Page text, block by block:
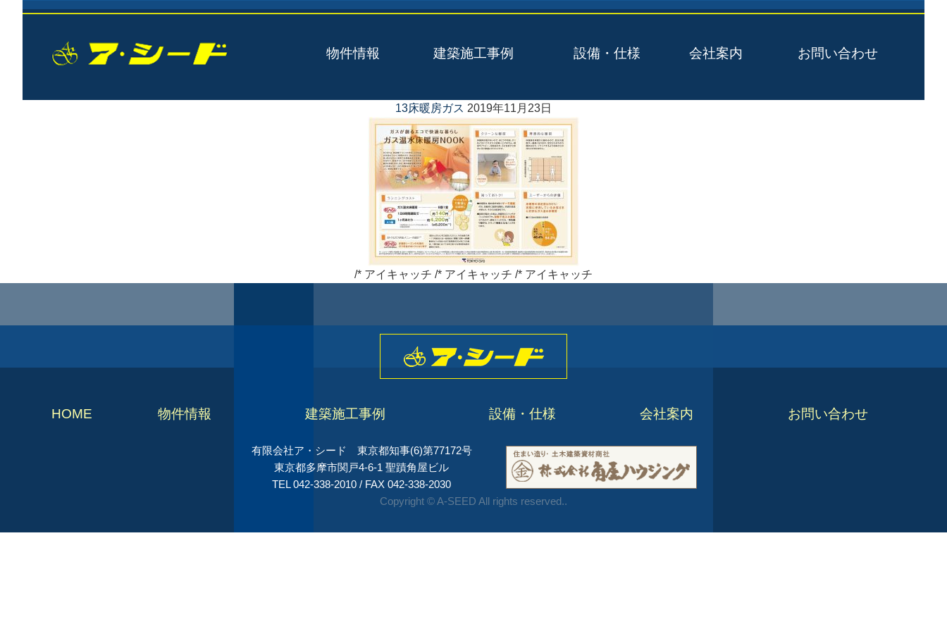
物件情報 建築施工事例 設備・仕様 会社案内 お問い合わせ
13床暖房ガス 2019年11月23日
/* アイキャッチ /* アイキャッチ /* アイキャッチ
HOME 物件情報 建築施工事例 設備・仕様 会社案内 お問い合わせ
有限会社ア・シード 東京都知事(6)第77172号
東京都多摩市関戸4-6-1 聖蹟角屋ビル
TEL 042-338-2010 / FAX 042-338-2030
Copyright © A-SEED All rights reserved..